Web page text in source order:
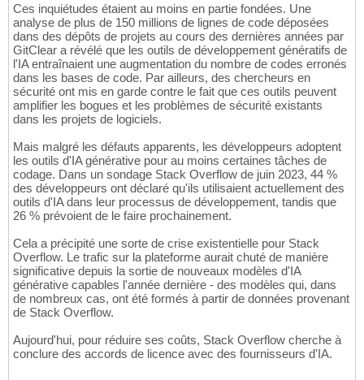
Ces inquiétudes étaient au moins en partie fondées. Une
analyse de plus de 150 millions de lignes de code déposées
dans des dépôts de projets au cours des dernières années par
GitClear a révélé que les outils de développement génératifs de
l'IA entraînaient une augmentation du nombre de codes erronés
dans les bases de code. Par ailleurs, des chercheurs en
sécurité ont mis en garde contre le fait que ces outils peuvent
amplifier les bogues et les problèmes de sécurité existants
dans les projets de logiciels.
Mais malgré les défauts apparents, les développeurs adoptent
les outils d'IA générative pour au moins certaines tâches de
codage. Dans un sondage Stack Overflow de juin 2023, 44 %
des développeurs ont déclaré qu'ils utilisaient actuellement des
outils d'IA dans leur processus de développement, tandis que
26 % prévoient de le faire prochainement.
Cela a précipité une sorte de crise existentielle pour Stack
Overflow. Le trafic sur la plateforme aurait chuté de manière
significative depuis la sortie de nouveaux modèles d'IA
générative capables l'année dernière - des modèles qui, dans
de nombreux cas, ont été formés à partir de données provenant
de Stack Overflow.
Aujourd'hui, pour réduire ses coûts, Stack Overflow cherche à
conclure des accords de licence avec des fournisseurs d'IA.